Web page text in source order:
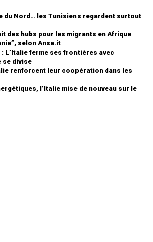
du Nord… les Tunisiens regardent surtout
des hubs pour les migrants en Afrique
selon Ansa.it
L’Italie ferme ses frontières avec
se divise
renforcent leur coopération dans les
l’Italie mise de nouveau sur le